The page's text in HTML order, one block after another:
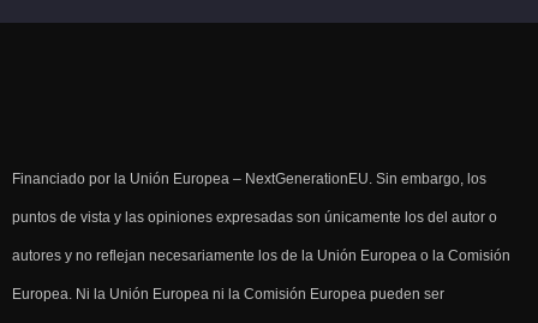
Financiado por la Unión Europea – NextGenerationEU. Sin embargo, los
puntos de vista y las opiniones expresadas son únicamente los del autor o
autores y no reflejan necesariamente los de la Unión Europea o la Comisión
Europea. Ni la Unión Europea ni la Comisión Europea pueden ser